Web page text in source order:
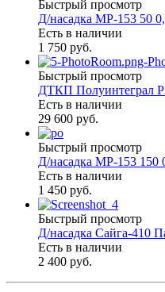
Быстрый просмотр
Д/насадка МР-153 50
Есть в наличии
1 750 руб.
Быстрый просмотр
ДТКП Полуинтеграл
Есть в наличии
29 600 руб.
Быстрый просмотр
Д/насадка МР-153 150
Есть в наличии
1 450 руб.
Быстрый просмотр
Д/насадка Сайга-410
Есть в наличии
2 400 руб.